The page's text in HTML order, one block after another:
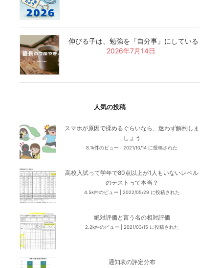
伸びる子は、勉強を『自分事』にしている
2026年7月14日
人気の投稿
スマホが原因で揉めるぐらいなら、迷わず解約しま
しょう
8.1k件のビュー 2021/10/14 に投稿された
高校入試って学年で80点以上が1人もいないレベル
のテストって本当？
4.5k件のビュー 2022/05/29 に投稿された
絶対評価と言う名の相対評価
2.2k件のビュー 2021/03/15 に投稿された
通知表の評定分布